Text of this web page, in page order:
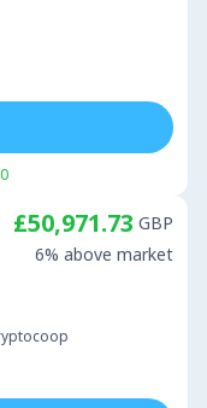
£50,971.73 GBP
6% above market